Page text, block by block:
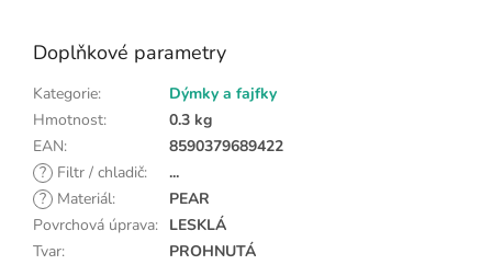
Doplňkové parametry
Kategorie:
Dýmky a fajfky
Hmotnost:
0.3 kg
EAN:
8590379689422
? Filtr / chladič:
...
? Materiál:
PEAR
Povrchová úprava: LESKLÁ
Tvar:
PROHNUTÁ